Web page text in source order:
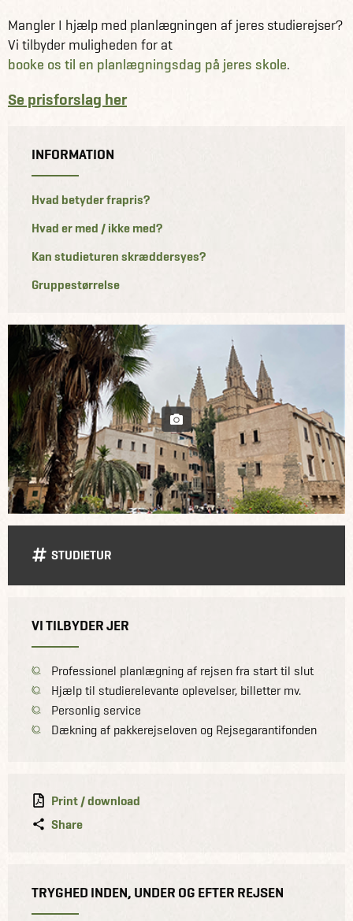
Mangler I hjælp med planlægningen af jeres studierejser?
Vi tilbyder muligheden for at
booke os til en planlægningsdag på jeres skole.
Se prisforslag her
INFORMATION
Hvad betyder frapris?
Hvad er med / ikke med?
Kan studieturen skræddersyes?
Gruppestørrelse
STUDIETUR
VI TILBYDER JER
Professionel planlægning af rejsen fra start til slut
Hjælp til studierelevante oplevelser, billetter mv.
Personlig service
Dækning af pakkerejseloven og Rejsegarantifonden
Print / download
Share
TRYGHED INDEN, UNDER OG EFTER REJSEN